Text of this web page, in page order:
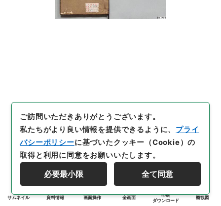
サムネイル 資料情報 画面操作 全画面
印刷
ダウンロード
概観図
ご訪問いただきありがとうございます。
私たちがより良い情報を提供できるように、 プライ
バシーポリシーに基づいたクッキー（Cookie）の
取得と利用に同意をお願いいたします。
必要最小限 全て同意